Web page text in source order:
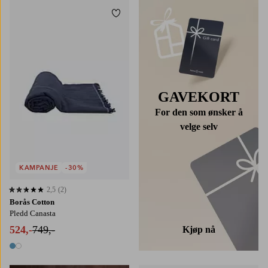
Borås Cotton
Pledd Canasta
524,-749,-
2 farger
2,5 basert på 2 karaktergivninger
2,5 (2)
KAMPANJE -30%
Legg til favoritter
GAVEKORT
For den som ønsker å
velge selv
Kjøp nå